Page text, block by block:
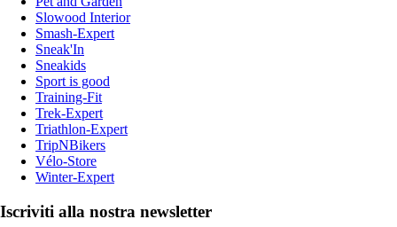
Slowood Interior
Smash-Expert
Sneak'In
Sneakids
Sport is good
Training-Fit
Trek-Expert
Triathlon-Expert
TripNBikers
Vélo-Store
Winter-Expert
Iscriviti alla nostra newsletter